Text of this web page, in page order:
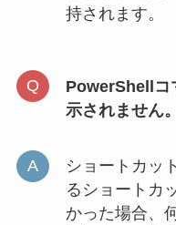
持されます。
PowerShellコ
示されません。
ショートカッ
るショートカ
かった場合、